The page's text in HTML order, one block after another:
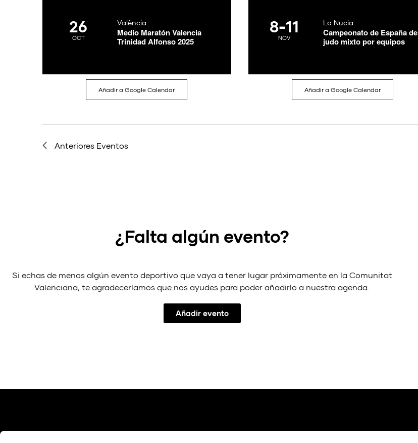
26
OCT
Medio Maratón Valencia
Trinidad Alfonso 2025
València
Añadir a Google Calendar
8-11
NOV
Campeonato de España de
judo mixto por equipos
La Nucia
Añadir a Google Calendar
Anteriores Eventos
¿Falta algún evento?
Si echas de menos algún evento deportivo que vaya a tener lugar próximamente en la Comunitat
Valenciana, te agradeceríamos que nos ayudes para poder añadirlo a nuestra agenda.
Añadir evento